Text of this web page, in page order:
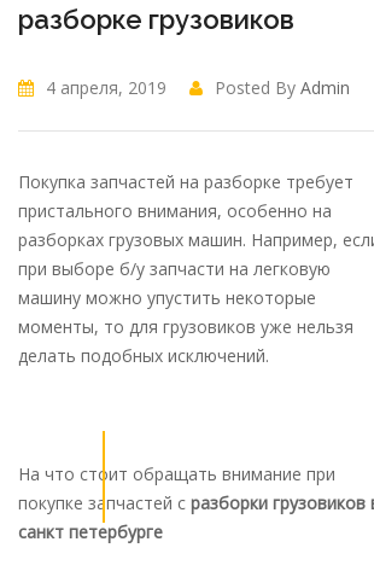
разборке грузовиков
4 апреля, 2019 Posted By Admin
Покупка запчастей на разборке требует
пристального внимания, особенно на
разборках грузовых машин. Например,
при выборе б/у запчасти на легковую
машину можно упустить некоторые
моменты, то для грузовиков уже нельзя
делать подобных исключений.
На что стоит обращать внимание при
покупке запчастей с разборки грузовиков
санкт петербурге